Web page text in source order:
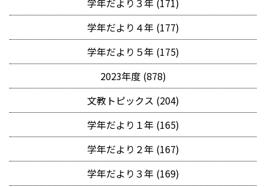
学年だより３年 (171)
学年だより４年 (177)
学年だより５年 (175)
2023年度 (878)
文教トピックス (204)
学年だより１年 (165)
学年だより２年 (167)
学年だより３年 (169)